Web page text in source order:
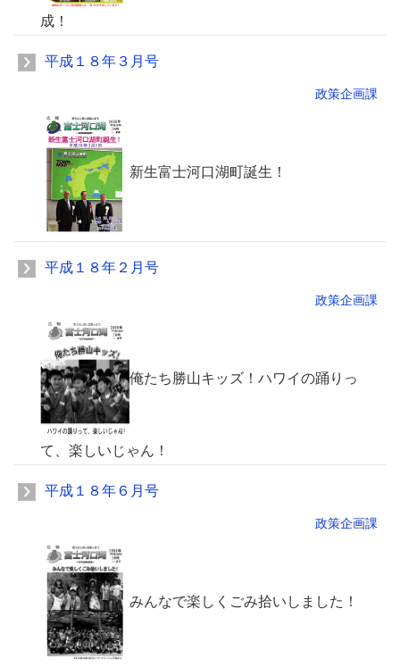
成！
平成１８年３月号
政策企画課
新生富士河口湖町誕生！
平成１８年２月号
政策企画課
俺たち勝山キッズ！ハワイの踊りっ
て、楽しいじゃん！
平成１８年６月号
政策企画課
みんなで楽しくごみ拾いしました！